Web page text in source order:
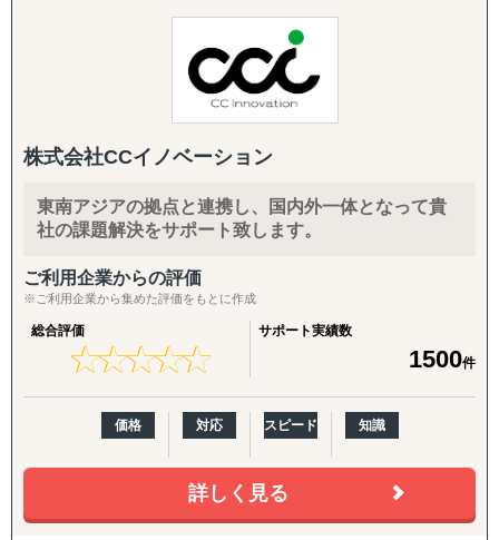
施策を柔軟に組み合わせてご提供します。
英語クリエイティブ：
英語HP／LP制作、展示会配布用チラシ（One Pager）、カ
商品認証届（SKU追加）、登録工場の追加
輸出入代行、最適な物流体制の構築、現地在庫セットアッ
プ、現地ロジスティクス構築
現地活動：
展示会出展支援（市場調査・参加・企業面談・ブース出展
代行）、商談会・ポップアップイベントの企画運用、商談
B2B深耕：
新規アプローチ継続、契約締結アドバイス・交渉支援（売
買・代理店）
BtoB領域に強みを持ち、中堅・大企業の海外進出をデジタ
HubSpot、SalesforceなどのCRM・MA・SFAの知見を活か
し、戦略設計から実行・改善まで伴走し、リード創出と事
【業務内容】
・海外SEO・LLMO対策
・海外広告運用
・HubSpotを用いた海外マーケティング支援
【ご提供できるサービス】
・海外Webサイト構築・運用（多言語対応可）
・海外SNS改善提案
・海外ECサイト改善提案
・自社サイト分析・競合サイト分析・市場分析
・デジタルマーケティング アドバイザリー/プランニン
グ・分析
株式会社CCイノベーション
東南アジアの拠点と連携し、国内外一体となって貴
社の課題解決をサポート致します。
ご利用企業からの評価
※ご利用企業から集めた評価をもとに作成
総合評価
★★★★★
★★★★★
サポート実績数
1500件
価格 対応 スピード 知識
詳しく見る